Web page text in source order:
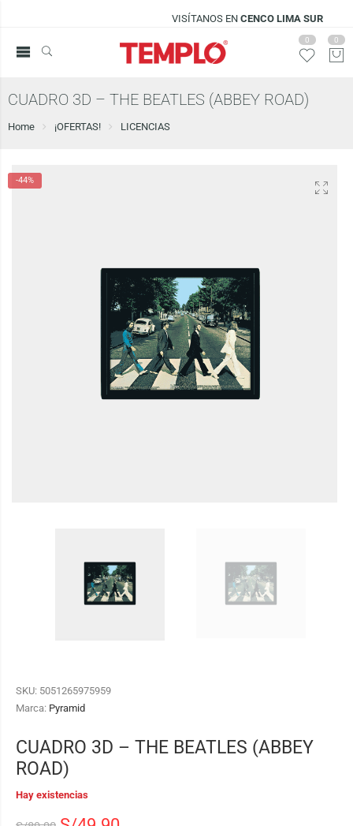
VISÍTANOS ENCENCO LIMA SUR
0 0
CUADRO 3D – THE BEATLES (ABBEY ROAD)
Home ¡OFERTAS! LICENCIAS
-44%
SKU: 5051265975959
Marca: Pyramid
CUADRO 3D – THE BEATLES (ABBEY
ROAD)
Hay existencias